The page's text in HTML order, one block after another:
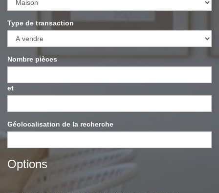
Type de transaction
Nombre pièces
et
Géolocalisation de la recherche
Options